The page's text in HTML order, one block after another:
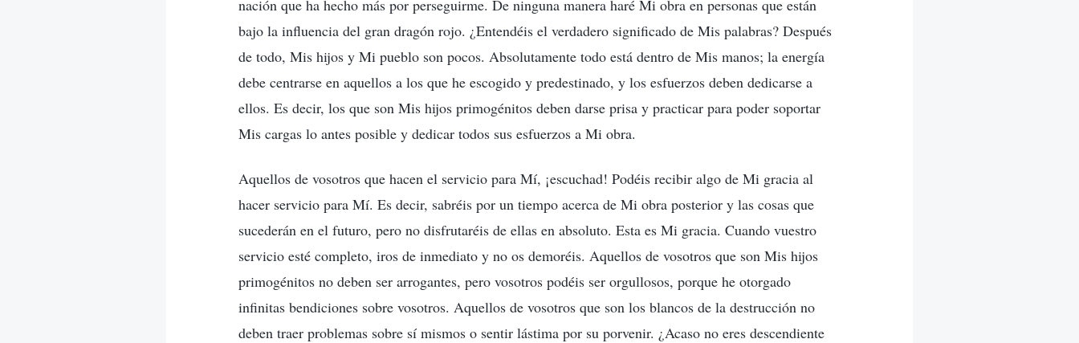
nación que ha hecho más por perseguirme. De ninguna manera haré Mi obra en personas que están
bajo la influencia del gran dragón rojo. ¿Entendéis el verdadero significado de Mis palabras? Después
de todo, Mis hijos y Mi pueblo son pocos. Absolutamente todo está dentro de Mis manos; la energía
debe centrarse en aquellos a los que he escogido y predestinado, y los esfuerzos deben dedicarse a
ellos. Es decir, los que son Mis hijos primogénitos deben darse prisa y practicar para poder soportar
Mis cargas lo antes posible y dedicar todos sus esfuerzos a Mi obra.
Aquellos de vosotros que hacen el servicio para Mí, ¡escuchad! Podéis recibir algo de Mi gracia al
hacer servicio para Mí. Es decir, sabréis por un tiempo acerca de Mi obra posterior y las cosas que
sucederán en el futuro, pero no disfrutaréis de ellas en absoluto. Esta es Mi gracia. Cuando vuestro
servicio esté completo, iros de inmediato y no os demoréis. Aquellos de vosotros que son Mis hijos
primogénitos no deben ser arrogantes, pero vosotros podéis ser orgullosos, porque he otorgado
infinitas bendiciones sobre vosotros. Aquellos de vosotros que son los blancos de la destrucción no
deben traer problemas sobre sí mismos o sentir lástima por su porvenir. ¿Acaso no eres descendiente